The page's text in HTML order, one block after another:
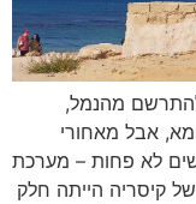
מהנמל,
אבל מאחורי
לא פחות – מערכת
קיסריה הייתה חלק